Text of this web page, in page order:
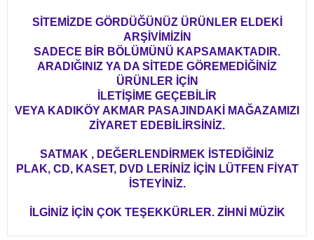
SİTEMİZDE GÖRDÜĞÜNÜZ ÜRÜNLER ELDEKİ
ARŞİVİMİZİN
SADECE BİR BÖLÜMÜNÜ KAPSAMAKTADIR.
ARADIĞINIZ YA DA SİTEDE GÖREMEDİĞİNİZ
ÜRÜNLER İÇİN
İLETİŞİME GEÇEBİLİR
VEYA KADIKÖY AKMAR PASAJINDAKİ MAĞAZAMIZI
ZİYARET EDEBİLİRSİNİZ.
SATMAK , DEĞERLENDİRMEK İSTEDİĞİNİZ
PLAK, CD, KASET, DVD LERİNİZ İÇİN LÜTFEN FİYAT
İSTEYİNİZ.
İLGİNİZ İÇİN ÇOK TEŞEKKÜRLER. ZİHNİ MÜZİK